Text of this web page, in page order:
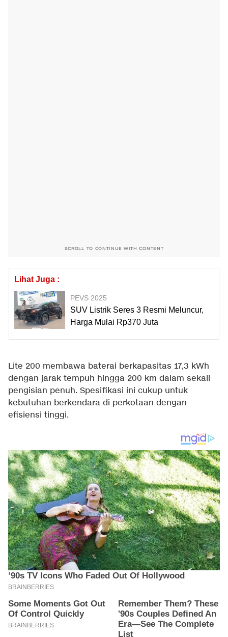
SCROLL TO CONTINUE WITH CONTENT
Lihat Juga :
PEVS 2025
SUV Listrik Seres 3 Resmi Meluncur,
Harga Mulai Rp370 Juta
Lite 200 membawa baterai berkapasitas 17,3 kWh
dengan jarak tempuh hingga 200 km dalam sekali
pengisian penuh. Spesifikasi ini cukup untuk
kebutuhan berkendara di perkotaan dengan
efisiensi tinggi.